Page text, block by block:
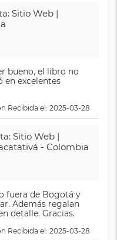
Sitio Web |
bueno, el libro no
en excelentes
Recibida el: 2025-03-28
Sitio Web |
- Colombia
fuera de Bogotá y
Además regalan
detalle. Gracias.
Recibida el: 2025-03-28